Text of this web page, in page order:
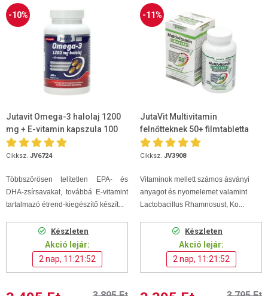
-10%
Jutavit Omega-3 halolaj 1200
mg + E-vitamin kapszula 100
db
Cikksz. JV6724
Többszörösen telítetlen EPA- és
DHA-zsírsavakat, továbbá E-vitamint
tartalmazó étrend-kiegészítő készít...
Készleten
Akció lejár:
2 nap, 11:21:52
-11%
JutaVit Multivitamin
felnőtteknek 50+ filmtabletta
100db
Cikksz. JV3908
Vitaminok mellett számos ásványi
anyagot és nyomelemet valamint
Lactobacillus Rhamnosust, Ko...
Készleten
Akció lejár:
2 nap, 11:21:52